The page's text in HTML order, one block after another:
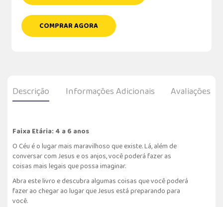
COMPRAR AGORA
Descrição Informações Adicionais Avaliações
Faixa Etária: 4 a 6 anos
O Céu é o lugar mais maravilhoso que existe. Lá, além de
conversar com Jesus e os anjos, você poderá fazer as
coisas mais legais que possa imaginar.
Abra este livro e descubra algumas coisas que você poderá
fazer ao chegar ao lugar que Jesus está preparando para
você.